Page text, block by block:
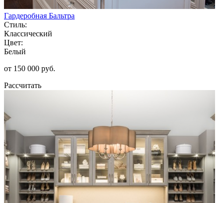
Гардеробная Бальтра
Стиль:
Классический
Цвет:
Белый
от 150 000 руб.
Рассчитать